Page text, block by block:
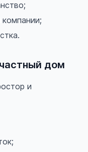
дом
и